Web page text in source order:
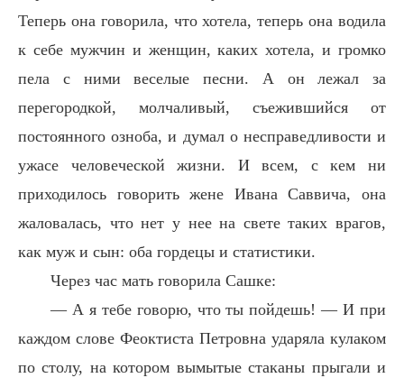
Теперь она говорила, что хотела, теперь она водила
к себе мужчин и женщин, каких хотела, и громко
пела с ними веселые песни. А он лежал за
перегородкой, молчаливый, съежившийся от
постоянного озноба, и думал о несправедливости и
ужасе человеческой жизни. И всем, с кем ни
приходилось говорить жене Ивана Саввича, она
жаловалась, что нет у нее на свете таких врагов,
как муж и сын: оба гордецы и статистики.
Через час мать говорила Сашке:
— А я тебе говорю, что ты пойдешь! — И при
каждом слове Феоктиста Петровна ударяла кулаком
по столу, на котором вымытые стаканы прыгали и